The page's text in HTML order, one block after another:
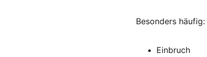
Besonders häufig:
Einbruch